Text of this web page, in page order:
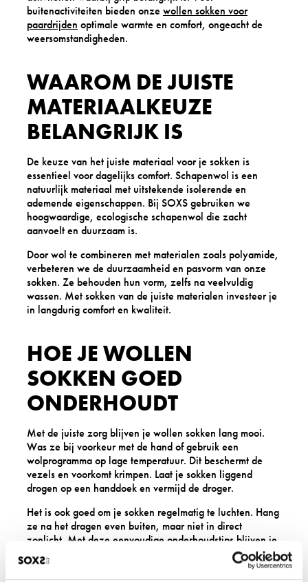
buitenactiviteiten bieden onze wollen sokken voor
paardrijden optimale warmte en comfort, ongeacht de
weersomstandigheden.
WAAROM DE JUISTE
MATERIAALKEUZE
BELANGRIJK IS
De keuze van het juiste materiaal voor je sokken is
essentieel voor dagelijks comfort. Schapenwol is een
natuurlijk materiaal met uitstekende isolerende en
ademende eigenschappen. Bij SOXS gebruiken we
hoogwaardige, ecologische schapenwol die zacht
aanvoelt en duurzaam is.
Door wol te combineren met materialen zoals polyamide,
verbeteren we de duurzaamheid en pasvorm van onze
sokken. Ze behouden hun vorm, zelfs na veelvuldig
wassen. Met sokken van de juiste materialen investeer je
in langdurig comfort en kwaliteit.
HOE JE WOLLEN
SOKKEN GOED
ONDERHOUDT
Met de juiste zorg blijven je wollen sokken lang mooi.
Was ze bij voorkeur met de hand of gebruik een
wolprogramma op lage temperatuur. Dit beschermt de
vezels en voorkomt krimpen. Laat je sokken liggend
drogen op een handdoek en vermijd de droger.
Het is ook goed om je sokken regelmatig te luchten. Hang
ze na het dragen even buiten, maar niet in direct
zonlicht. Met deze eenvoudige onderhoudstips blijven je
wollen sokken van SOXS zacht en comfortabel.
Welke SOXS sokken passen het beste bij jouw dagelijkse